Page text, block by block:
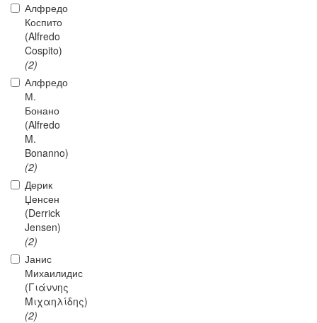
Алфредо
Коспито
(Alfredo
Cospito)
(2)
Алфредо
М.
Бонано
(Alfredo
M.
Bonanno)
(2)
Дерик
Џенсен
(Derrick
Jensen)
(2)
Јанис
Михаилидис
(Γιάννης
Μιχαηλίδης)
(2)